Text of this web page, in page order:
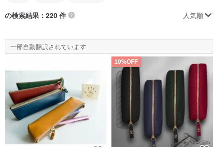
の検索結果：220 件 人気順
一部自動翻訳されています
10%OFF